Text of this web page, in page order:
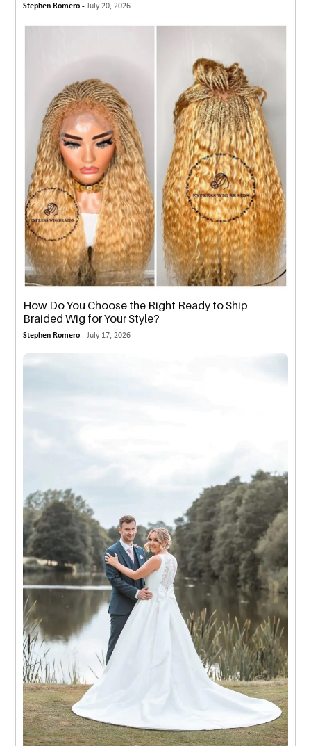
Stephen Romero -July 20, 2026
How Do You Choose the Right Ready to Ship
Braided Wig for Your Style?
Stephen Romero -July 17, 2026